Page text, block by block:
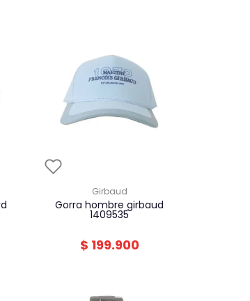
girbaud
gorra hombre girbaud
1409535
$ 199.900